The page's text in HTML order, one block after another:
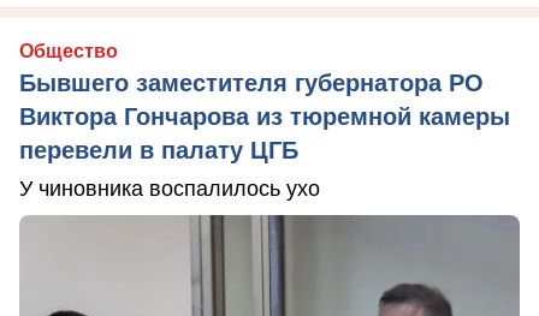
Общество
Бывшего заместителя губернатора РО
Виктора Гончарова из тюремной камеры
перевели в палату ЦГБ
У чиновника воспалилось ухо